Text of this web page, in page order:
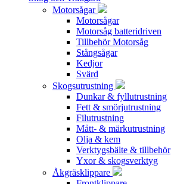
Motorsågar
Motorsågar
Motorsåg batteridriven
Tillbehör Motorsåg
Stångsågar
Kedjor
Svärd
Skogsutrustning
Dunkar & fyllutrustning
Fett & smörjutrustning
Filutrustning
Mått- & märkutrustning
Olja & kem
Verktygsbälte & tillbehör
Yxor & skogsverktyg
Åkgräsklippare